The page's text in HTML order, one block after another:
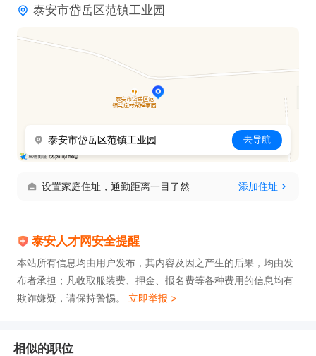
泰安市岱岳区范镇工业园
泰安市岱岳区范镇工业园 去导航
设置家庭住址，通勤距离一目了然 添加住址
泰安人才网安全提醒
本站所有信息均由用户发布，其内容及因之产生的后果，均由发
布者承担；凡收取服装费、押金、报名费等各种费用的信息均有
欺诈嫌疑，请保持警惕。 立即举报 >
相似的职位